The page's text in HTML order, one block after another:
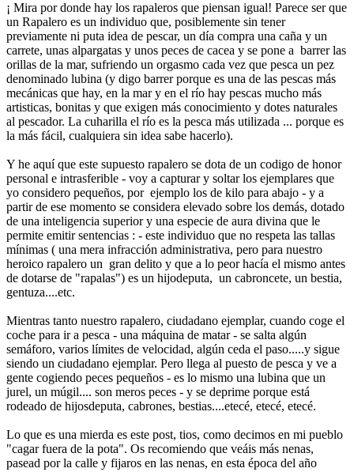
¡ Mira por donde hay los rapaleros que piensan igual! Parece ser que
un Rapalero es un individuo que, posiblemente sin tener
previamente ni puta idea de pescar, un día compra una caña y un
carrete, unas alpargatas y unos peces de cacea y se pone a barrer las
orillas de la mar, sufriendo un orgasmo cada vez que pesca un pez
denominado lubina (y digo barrer porque es una de las pescas más
mecánicas que hay, en la mar y en el río hay pescas mucho más
artisticas, bonitas y que exigen más conocimiento y dotes naturales
al pescador. La cuharilla el río es la pesca más utilizada ... porque es
la más fácil, cualquiera sin idea sabe hacerlo).
Y he aquí que este supuesto rapalero se dota de un codigo de honor
personal e intrasferible - voy a capturar y soltar los ejemplares que
yo considero pequeños, por ejemplo los de kilo para abajo - y a
partir de ese momento se considera elevado sobre los demás, dotado
de una inteligencia superior y una especie de aura divina que le
permite emitir sentencias : - este individuo que no respeta las tallas
mínimas ( una mera infracción administrativa, pero para nuestro
heroico rapalero un gran delito y que a lo peor hacía el mismo antes
de dotarse de "rapalas") es un hijodeputa, un cabroncete, un bestia,
gentuza....etc.
Mientras tanto nuestro rapalero, ciudadano ejemplar, cuando coge el
coche para ir a pesca - una máquina de matar - se salta algún
semáforo, varios límites de velocidad, algún ceda el paso.....y sigue
siendo un ciudadano ejemplar. Pero llega al puesto de pesca y ve a
gente cogiendo peces pequeños - es lo mismo una lubina que un
jurel, un múgil.... son meros peces - y se deprime porque está
rodeado de hijosdeputa, cabrones, bestias....etecé, etecé, etecé.
Lo que es una mierda es este post, tios, como decimos en mi pueblo
"cagar fuera de la pota". Os recomiendo que veáis más nenas,
pasead por la calle y fijaros en las nenas, en esta época del año